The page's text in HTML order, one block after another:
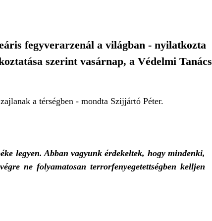
fegyverarzenál a világban - nyilatkozta
szerint vasárnap, a Védelmi Tanács
a térségben - mondta Szijjártó Péter.
legyen. Abban vagyunk érdekeltek, hogy mindenki,
ne folyamatosan terrorfenyegetettségben kelljen